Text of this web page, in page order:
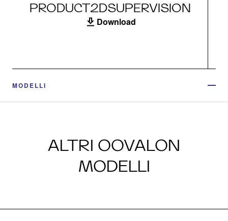
PRODUCT2DSUPERVISION
Download
MODELLI
ALTRI OOVALON
MODELLI